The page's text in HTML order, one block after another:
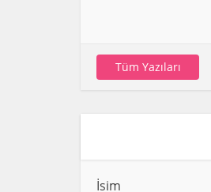
Tüm Yazıları
İsim